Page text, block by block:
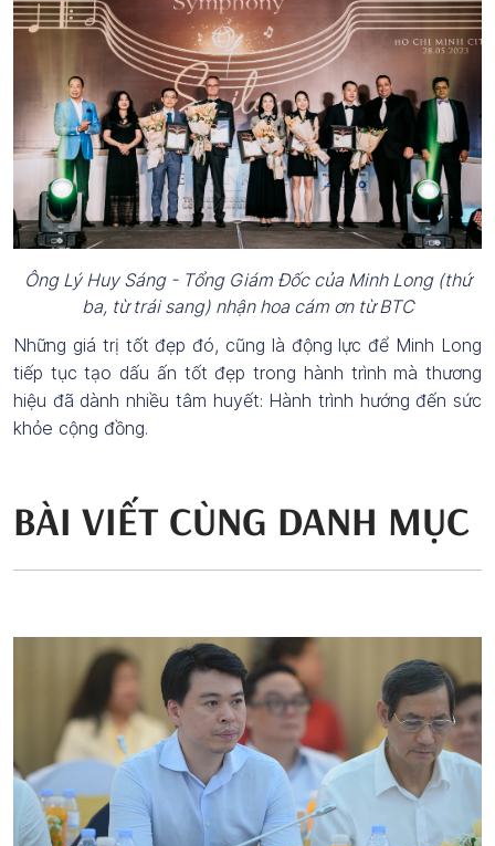
Ông Lý Huy Sáng - Tổng Giám Đốc của Minh Long (thứ
ba, từ trái sang) nhận hoa cám ơn từ BTC
Những giá trị tốt đẹp đó, cũng là động lực để Minh Long
tiếp tục tạo dấu ấn tốt đẹp trong hành trình mà thương
hiệu đã dành nhiều tâm huyết: Hành trình hướng đến sức
khỏe cộng đồng.
BÀI VIẾT CÙNG DANH MỤC